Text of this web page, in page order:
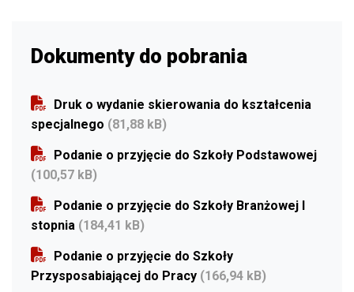
Dokumenty do pobrania
Druk o wydanie skierowania do kształcenia
specjalnego (81,88 kB)
Podanie o przyjęcie do Szkoły Podstawowej
(100,57 kB)
Podanie o przyjęcie do Szkoły Branżowej I
stopnia (184,41 kB)
Podanie o przyjęcie do Szkoły
Przysposabiającej do Pracy (166,94 kB)